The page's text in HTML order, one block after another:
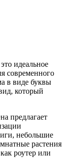
идеальное
современного
в виде буквы
который
предлагает
небольшие
растения
роутер или